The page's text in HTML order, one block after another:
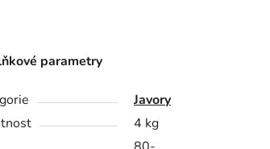
parametry
Javory
4 kg